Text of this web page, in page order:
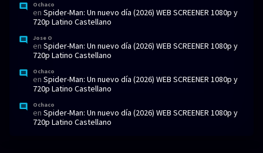
Ochaco
en Spider-Man: Un nuevo día (2026) WEB SCREENER 1080p y
720p Latino Castellano
Jose O
en Spider-Man: Un nuevo día (2026) WEB SCREENER 1080p y
720p Latino Castellano
Ochaco
en Spider-Man: Un nuevo día (2026) WEB SCREENER 1080p y
720p Latino Castellano
Ochaco
en Spider-Man: Un nuevo día (2026) WEB SCREENER 1080p y
720p Latino Castellano